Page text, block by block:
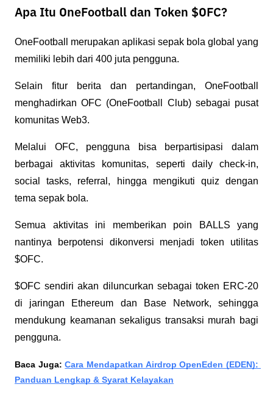
Apa Itu OneFootball dan Token $OFC?
OneFootball merupakan aplikasi sepak bola global yang
memiliki lebih dari 400 juta pengguna.
Selain fitur berita dan pertandingan, OneFootball
menghadirkan OFC (OneFootball Club) sebagai pusat
komunitas Web3.
Melalui OFC, pengguna bisa berpartisipasi dalam
berbagai aktivitas komunitas, seperti daily check-in,
social tasks, referral, hingga mengikuti quiz dengan
tema sepak bola.
Semua aktivitas ini memberikan poin BALLS yang
nantinya berpotensi dikonversi menjadi token utilitas
$OFC.
$OFC sendiri akan diluncurkan sebagai token ERC-20
di jaringan Ethereum dan Base Network, sehingga
mendukung keamanan sekaligus transaksi murah bagi
pengguna.
Baca Juga: Cara Mendapatkan Airdrop OpenEden (EDEN):
Panduan Lengkap & Syarat Kelayakan